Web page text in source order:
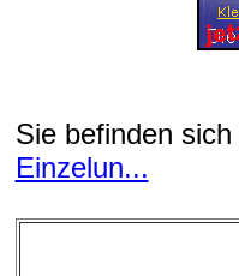
Sie befinden
Einzelun...